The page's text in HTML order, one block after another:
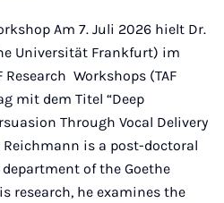
Am 7. Juli 2026 hielt Dr.
Universität Frankfurt) im
Research Workshops (TAF
mit dem Titel “Deep
Through Vocal Delivery
Reichmann is a post-doctoral
of the Goethe
research, he examines the